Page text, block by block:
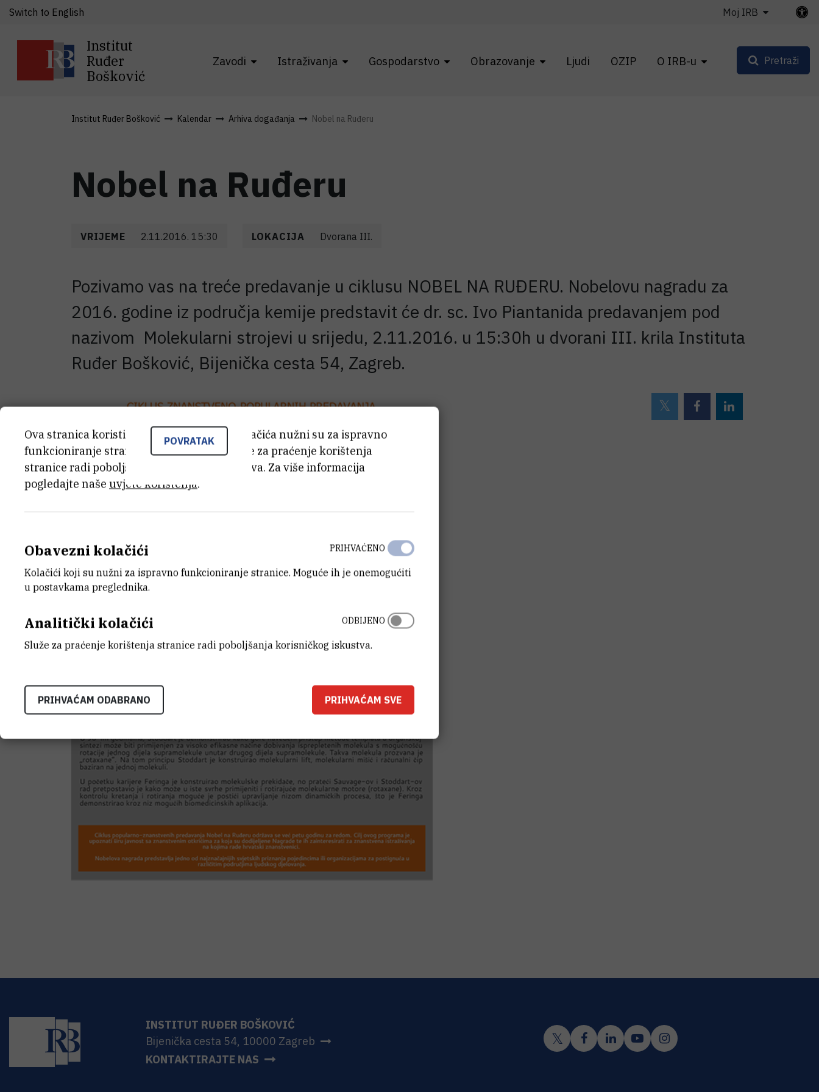
Institut
Ruđer
Bošković
Zavodi Istraživanja Gospodarstvo Obrazovanje Ljudi OZIP O IRB-u
Switch to English Moj IRB
Pretraži
Institut Ruđer Bošković Kalendar Arhiva događanja Nobel na Ruđeru
Nobel na Ruđeru
VRIJEME 2.11.2016. 15:30 LOKACIJA Dvorana III.
Pozivamo vas na treće predavanje u ciklusu NOBEL NA RUĐERU. Nobelovu nagradu za
2016. godine iz područja kemije predstavit će dr. sc. Ivo Piantanida predavanjem pod
nazivom Molekularni strojevi u srijedu, 2.11.2016. u 15:30h u dvorani III. krila Instituta
Ruđer Bošković, Bijenička cesta 54, Zagreb.
INSTITUT RUĐER BOŠKOVIĆ
Bijenička cesta 54, 10000 Zagreb
KONTAKTIRAJTE NAS
POVRATAK
Ova stranica koristi kolačiće. Neki od tih kolačića nužni su za ispravno
funkcioniranje stranice, dok se drugi koriste za praćenje korištenja
stranice radi poboljšanja korisničkog iskustva. Za više informacija
pogledajte naše uvjete korištenja.
Obavezni kolačići
Kolačići koji su nužni za ispravno funkcioniranje stranice. Moguće ih je onemogućiti
u postavkama preglednika.
PRIHVAĆENO
Analitički kolačići
Služe za praćenje korištenja stranice radi poboljšanja korisničkog iskustva.
ODBIJENO
PRIHVAĆAM ODABRANO PRIHVAĆAM SVE